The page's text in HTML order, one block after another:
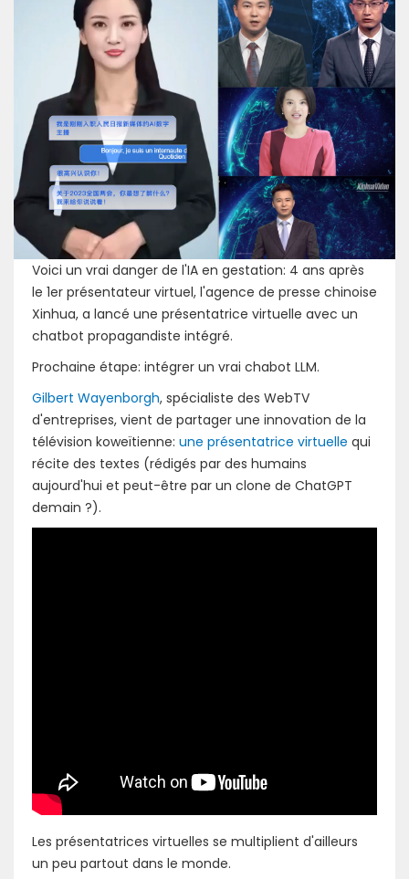
Voici un vrai danger de l'IA en gestation: 4 ans après
le 1er présentateur virtuel, l'agence de presse chinoise
Xinhua, a lancé une présentatrice virtuelle avec un
chatbot propagandiste intégré.
Prochaine étape: intégrer un vrai chabot LLM.
Gilbert Wayenborgh, spécialiste des WebTV
d'entreprises, vient de partager une innovation de la
télévision koweïtienne: une présentatrice virtuelle qui
récite des textes (rédigés par des humains
aujourd'hui et peut-être par un clone de ChatGPT
demain ?).
Les présentatrices virtuelles se multiplient d'ailleurs
un peu partout dans le monde.